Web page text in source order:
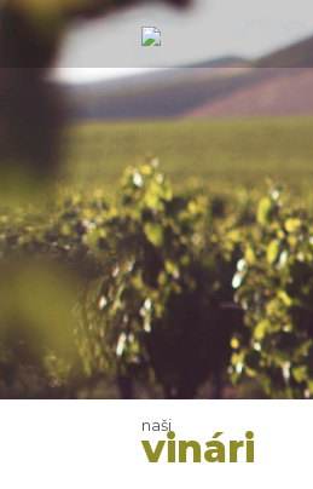
naši
vinári